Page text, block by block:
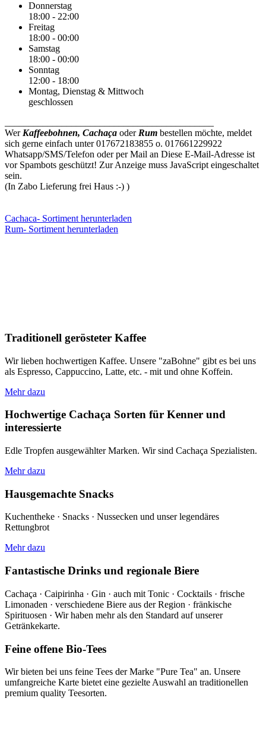
Donnerstag
18:00 - 22:00
Freitag
18:00 - 00:00
Samstag
18:00 - 00:00
Sonntag
12:00 - 18:00
Montag, Dienstag & Mittwoch
geschlossen
Wer Kaffeebohnen, Cachaça oder Rum bestellen möchte, meldet
sich gerne einfach unter 017672183855 o. 017661229922
Whatsapp/SMS/Telefon oder per Mail an Diese E-Mail-Adresse ist
vor Spambots geschützt! Zur Anzeige muss JavaScript eingeschaltet
sein.
(In Zabo Lieferung frei Haus :-) )
Cachaca- Sortiment herunterladen
Rum- Sortiment herunterladen
Traditionell gerösteter Kaffee
Wir lieben hochwertigen Kaffee. Unsere "zaBohne" gibt es bei uns
als Espresso, Cappuccino, Latte, etc. - mit und ohne Koffein.
Mehr dazu
Hochwertige Cachaça Sorten für Kenner und
interessierte
Edle Tropfen ausgewählter Marken. Wir sind Cachaça Spezialisten.
Mehr dazu
Hausgemachte Snacks
Kuchentheke · Snacks · Nussecken und unser legendäres
Rettungbrot
Mehr dazu
Fantastische Drinks und regionale Biere
Cachaça · Caipirinha · Gin · auch mit Tonic · Cocktails · frische
Limonaden · verschiedene Biere aus der Region · fränkische
Spirituosen · Wir haben mehr als den Standard auf unserer
Getränkekarte.
Feine offene Bio-Tees
Wir bieten bei uns feine Tees der Marke "Pure Tea" an. Unsere
umfangreiche Karte bietet eine gezielte Auswahl an traditionellen
premium quality Teesorten.